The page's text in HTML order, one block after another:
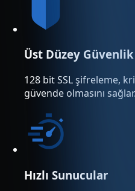
Üst Düzey Güvenlik
128 bit SSL şifreleme,
güvende olmasını sağlar.
Hızlı Sunucular